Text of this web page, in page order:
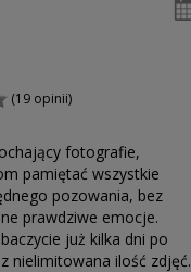
(19 opinii)
fotografie,
pamiętać wszystkie
pozowania, bez
prawdziwe emocje.
już kilka dni po
nielimitowana ilość zdjęć.